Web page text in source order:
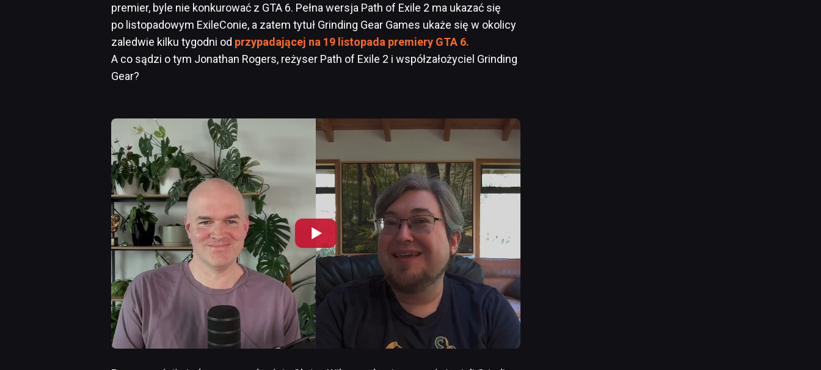
premier, byle nie konkurować z GTA 6. Pełna wersja Path of Exile 2 ma ukazać się
po listopadowym ExileConie, a zatem tytuł Grinding Gear Games ukaże się w okolicy
zaledwie kilku tygodni od przypadającej na 19 listopada premiery GTA 6.
A co sądzi o tym Jonathan Rogers, reżyser Path of Exile 2 i współzałożyciel Grinding
Gear?